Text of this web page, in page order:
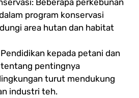
program konservasi
area hutan dan habitat
kepada petani dan
pentingnya
turut mendukung
industri teh.